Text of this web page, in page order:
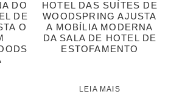
DO
DE
O
HOTEL DAS SUÍTES DE
WOODSPRING AJUSTA
A MOBÍLIA MODERNA
DA SALA DE HOTEL DE
ESTOFAMENTO
LEIA MAIS